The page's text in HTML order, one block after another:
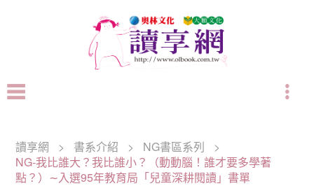
讀享網 > 書系介紹 > NG書區系列
>
NG-我比誰大？我比誰小？（動動腦！誰才要多學著
點？）∼入選95年教育局「兒童深耕閱讀」書單